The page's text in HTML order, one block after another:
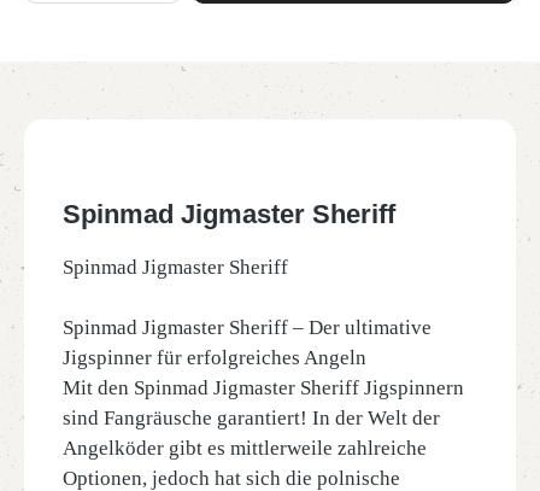
Spinmad Jigmaster Sheriff
Spinmad Jigmaster Sheriff
Spinmad Jigmaster Sheriff – Der ultimative
Jigspinner für erfolgreiches Angeln
Mit den Spinmad Jigmaster Sheriff Jigspinnern
sind Fangräusche garantiert! In der Welt der
Angelköder gibt es mittlerweile zahlreiche
Optionen, jedoch hat sich die polnische